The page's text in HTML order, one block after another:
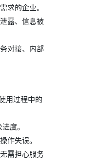
求的企业。
露、信息被
对接、内部
用过程中的
度。
作失误。
需担心服务